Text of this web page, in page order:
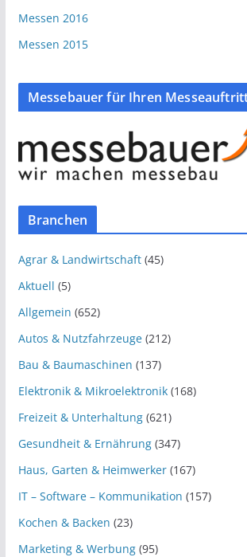
Messen 2016
Messen 2015
Messebauer für Ihren
Branchen
Agrar & Landwirtschaft(45)
Aktuell (5)
Allgemein (652)
Autos & Nutzfahrzeuge(212)
Bau & Baumaschinen (137)
Elektronik & Mikroelektronik(168)
Freizeit & Unterhaltung(621)
Gesundheit & Ernährung(347)
Haus, Garten & Heimwerker(167)
IT – Software – Kommunikation (157)
Kochen & Backen (23)
Marketing & Werbung(95)